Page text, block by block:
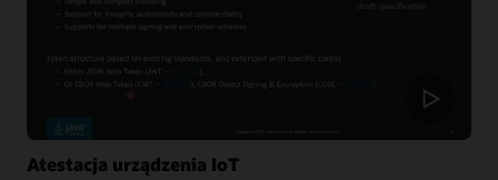
do
blockchain
Atestacja urządzenia IoT